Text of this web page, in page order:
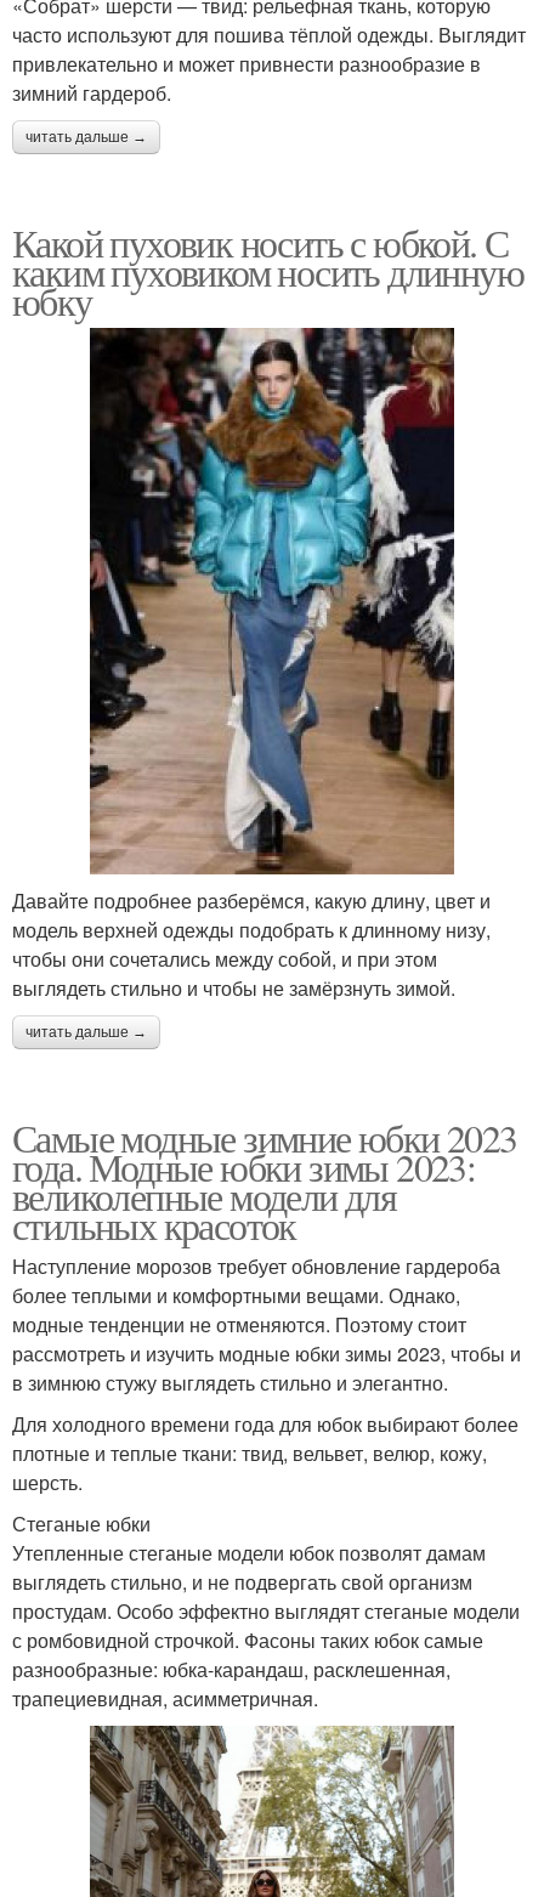
часто используют для пошива тёплой одежды. Выглядит
привлекательно и может привнести разнообразие в
зимний гардероб.
читать дальше →
Какой пуховик носить с юбкой. С
каким пуховиком носить длинную
юбку
Давайте подробнее разберёмся, какую длину, цвет и
модель верхней одежды подобрать к длинному низу,
чтобы они сочетались между собой, и при этом
выглядеть стильно и чтобы не замёрзнуть зимой.
читать дальше →
Самые модные зимние юбки 2023
года. Модные юбки зимы 2023:
великолепные модели для
стильных красоток
Наступление морозов требует обновление гардероба
более теплыми и комфортными вещами. Однако,
модные тенденции не отменяются. Поэтому стоит
рассмотреть и изучить модные юбки зимы 2023, чтобы и
в зимнюю стужу выглядеть стильно и элегантно.
Для холодного времени года для юбок выбирают более
плотные и теплые ткани: твид, вельвет, велюр, кожу,
шерсть.
Стеганые юбки
Утепленные стеганые модели юбок позволят дамам
выглядеть стильно, и не подвергать свой организм
простудам. Особо эффектно выглядят стеганые модели
с ромбовидной строчкой. Фасоны таких юбок самые
разнообразные: юбка-карандаш, расклешенная,
трапециевидная, асимметричная.